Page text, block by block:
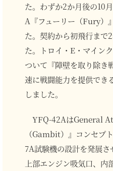
た。わずか2か月後の10
A『フューリー（Fury）
た。契約から初飛行まで
た。トロイ・E・マイン
ついて『障壁を取り除き
速に戦闘能力を提供でき
しました。
YFQ-42AはGeneral
（Gambit）』コンセプ
7A試験機の設計を発展さ
上部エンジン吸気口、内